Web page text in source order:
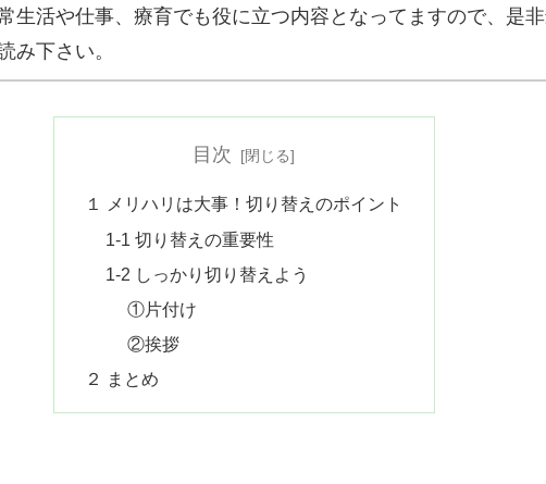
生活や仕事、療育でも役に立つ内容となってますので、是
み下さい。
目次
１ メリハリは大事！切り替えのポイント
1-1 切り替えの重要性
1-2 しっかり切り替えよう
①片付け
②挨拶
２ まとめ